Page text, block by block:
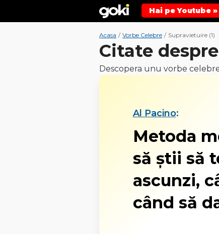
Hai pe Youtube »
Acasa / Vorbe Celebre / Supravietuire (1)
Citate
Descopera unu vorbe
Al Pacino:
Metoda
să ştii să
ascunzi,
când să